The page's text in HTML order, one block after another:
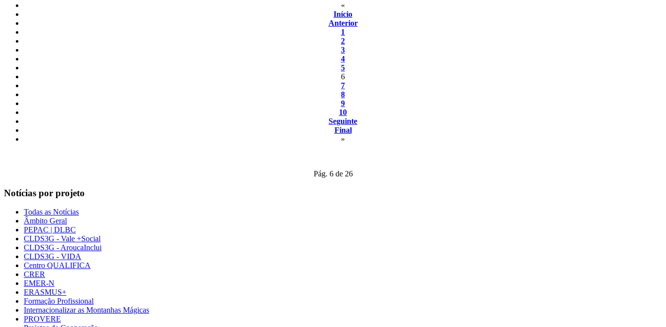
«
Início
Anterior
1
2
3
4
5
6
7
8
9
10
Seguinte
Final
»
Pág. 6 de 26
Notícias por projeto
Todas as Notícias
Âmbito Geral
PEPAC | DLBC
CLDS3G - Vale +Social
CLDS3G - AroucaInclui
CLDS3G - VIDA
Centro QUALIFICA
CRER
EMER-N
ERASMUS+
Formação Profissional
Internacionalizar as Montanhas Mágicas
PROVERE